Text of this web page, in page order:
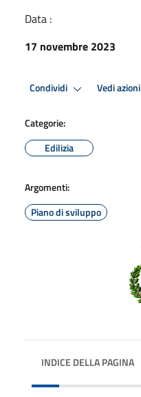
Data :
17 novembre 2023
Condividi Vedi azioni
Categorie:
Edilizia
Argomenti:
Piano di sviluppo
INDICE DELLA PAGINA